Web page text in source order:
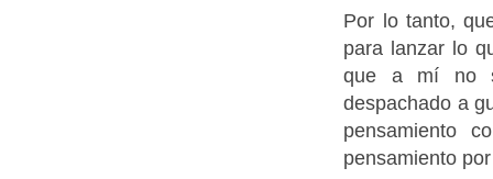
Por lo tanto,
para lanzar lo
que a mí no
despachado a
pensamiento
pensamiento